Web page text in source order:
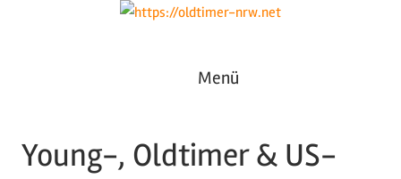
https://oldtimer-
Motorsport
Menü
Young-, Oldtimer & US-